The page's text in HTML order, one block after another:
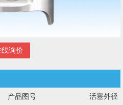
线询价
产品图号
活塞外径